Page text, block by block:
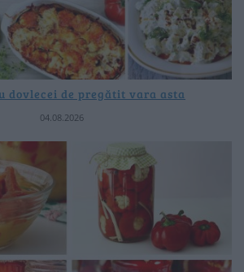
dovlecei de pregătit vara asta
04.08.2026